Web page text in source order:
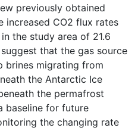
previously obtained
increased CO2 flux rates
the study area of 21.6
that the gas source
brines migrating from
the Antarctic Ice
the permafrost
baseline for future
the changing rate